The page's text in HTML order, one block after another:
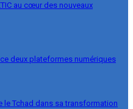
au cœur des nouveaux
deux plateformes numériques
le Tchad dans sa transformation